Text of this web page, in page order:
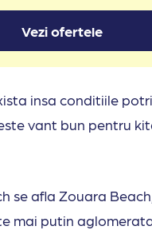
Vezi ofertele
insa conditiile
vant bun pentru
se afla Zouara
mai putin